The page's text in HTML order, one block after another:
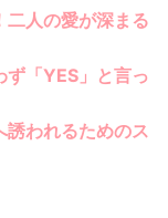
二人の愛が深まる
ず「YES」と言っ
誘われるためのス